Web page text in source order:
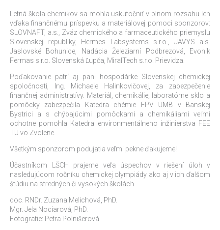
Letná škola chemikov sa mohla uskutočniť v plnom rozsahu len
vďaka finančnému príspevku a materiálovej pomoci sponzorov:
SLOVNAFT, a.s., Zväz chemického a farmaceutického priemyslu
Slovenskej republiky, Hermes Labsystems s.r.o., JAVYS a.s.
Jaslovské Bohunice, Nadácia Železiarní Podbrezová, Evonik
Fermas s.r.o. Slovenská Ľupča, MiralTech s.r.o. Prievidza.
Poďakovanie patrí aj pani hospodárke Slovenskej chemickej
spoločnosti, Ing. Michaele Halinkovičovej, za zabezpečenie
finančnej administratívy. Materiál, chemikálie, laboratórne sklo a
pomôcky zabezpečila Katedra chémie FPV UMB v Banskej
Bystrici a s chýbajúcimi pomôckami a chemikáliami veľmi
ochotne pomohla Katedra environmentálneho inžinierstva FEE
TU vo Zvolene.
Všetkým sponzorom podujatia veľmi pekne ďakujeme!
Účastníkom LŠCH prajeme veľa úspechov v riešení úloh v
nasledujúcom ročníku chemickej olympiády ako aj v ich ďalšom
štúdiu na stredných či vysokých školách.
doc. RNDr. Zuzana Melichová, PhD.
Mgr. Jela Nociarová, PhD.
Fotografie: Petra Polnišerová